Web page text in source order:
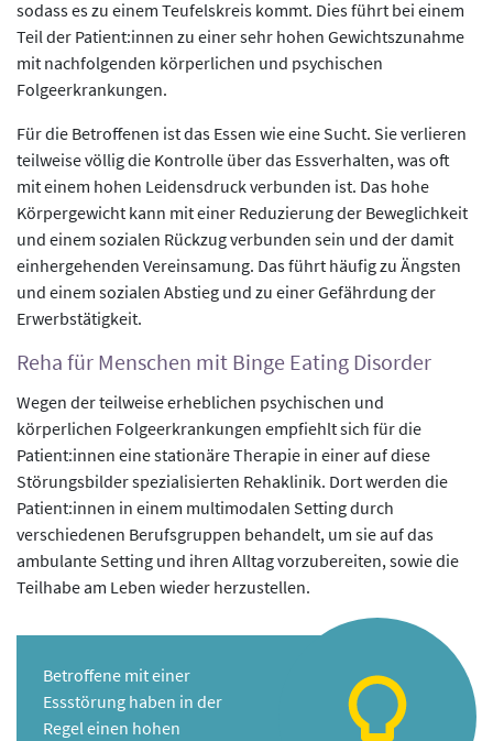
sodass es zu einem Teufelskreis kommt. Dies führt bei einem
Teil der Patient:innen zu einer sehr hohen Gewichtszunahme
mit nachfolgenden körperlichen und psychischen
Folgeerkrankungen.
Für die Betroffenen ist das Essen wie eine Sucht. Sie verlieren
teilweise völlig die Kontrolle über das Essverhalten, was oft
mit einem hohen Leidensdruck verbunden ist. Das hohe
Körpergewicht kann mit einer Reduzierung der Beweglichkeit
und einem sozialen Rückzug verbunden sein und der damit
einhergehenden Vereinsamung. Das führt häufig zu Ängsten
und einem sozialen Abstieg und zu einer Gefährdung der
Erwerbstätigkeit.
Reha für Menschen mit Binge Eating Disorder
Wegen der teilweise erheblichen psychischen und
körperlichen Folgeerkrankungen empfiehlt sich für die
Patient:innen eine stationäre Therapie in einer auf diese
Störungsbilder spezialisierten Rehaklinik. Dort werden die
Patient:innen in einem multimodalen Setting durch
verschiedenen Berufsgruppen behandelt, um sie auf das
ambulante Setting und ihren Alltag vorzubereiten, sowie die
Teilhabe am Leben wieder herzustellen.
Betroffene mit einer
Essstörung haben in der
Regel einen hohen